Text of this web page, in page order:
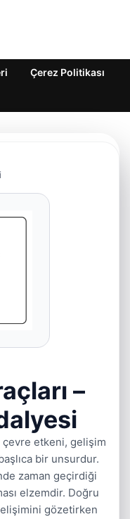
Çerez Politikası
–
etkeni, gelişim
bir unsurdur.
zaman geçirdiği
elzemdir. Doğru
gözetirken